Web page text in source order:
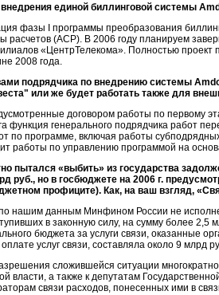
единой биллинговой системы
фазы I программы преобразования
расчетов (АСР). В 2006 году планируем
«ЦентрТелекома». Полностью
2008 года.
подрядчика по внедрению системы
или же будет работать также для
договором работы по первому
функция генерального подрядчика работ
по программе, включая работы
работы по управлению программой на
пытался «выбить» из государства
руб., но в госбюджете на 2006 г.
профиците). Как, на ваш взгляд,
нашим данным Минфином России не
в законную силу, на сумму более
бюджета за услуги связи, оказанные
услуг связи, составляла около 9 млрд
сложившейся ситуации
власти, а также к депутатам
связи расходов, понесенных ими в